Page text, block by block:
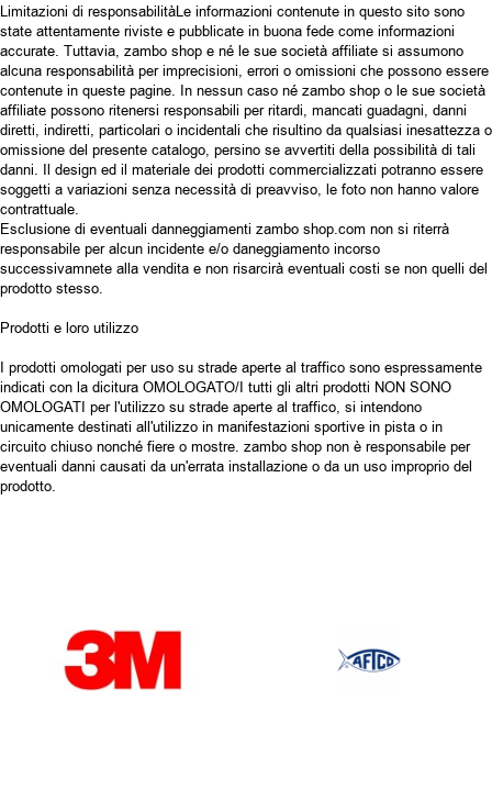
Limitazioni di responsabilitàLe informazioni contenute in questo sito sono
state attentamente riviste e pubblicate in buona fede come informazioni
accurate. Tuttavia, zambo shop e né le sue società affiliate si assumono
alcuna responsabilità per imprecisioni, errori o omissioni che possono essere
contenute in queste pagine. In nessun caso né zambo shop o le sue società
affiliate possono ritenersi responsabili per ritardi, mancati guadagni, danni
diretti, indiretti, particolari o incidentali che risultino da qualsiasi inesattezza o
omissione del presente catalogo, persino se avvertiti della possibilità di tali
danni. Il design ed il materiale dei prodotti commercializzati potranno essere
soggetti a variazioni senza necessità di preavviso, le foto non hanno valore
contrattuale.
Esclusione di eventuali danneggiamenti zambo shop.com non si riterrà
responsabile per alcun incidente e/o daneggiamento incorso
successivamnete alla vendita e non risarcirà eventuali costi se non quelli del
prodotto stesso.
Prodotti e loro utilizzo
I prodotti omologati per uso su strade aperte al traffico sono espressamente
indicati con la dicitura OMOLOGATO/I tutti gli altri prodotti NON SONO
OMOLOGATI per l'utilizzo su strade aperte al traffico, si intendono
unicamente destinati all'utilizzo in manifestazioni sportive in pista o in
circuito chiuso nonché fiere o mostre. zambo shop non è responsabile per
eventuali danni causati da un'errata installazione o da un uso improprio del
prodotto.